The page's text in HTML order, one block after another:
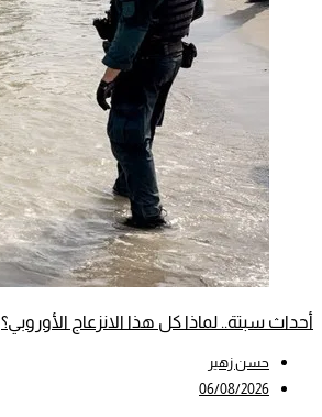
أحداث سبتة.. لماذا كل هذا الانزعاج الأوروبي؟
حسن زهير
06/08/2026